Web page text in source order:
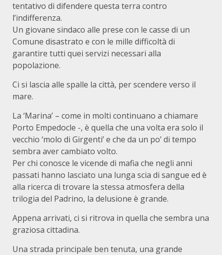
tentativo di difendere questa terra contro
l’indifferenza.
Un giovane sindaco alle prese con le casse di un
Comune disastrato e con le mille difficoltà di
garantire tutti quei servizi necessari alla
popolazione.
Ci si lascia alle spalle la città, per scendere verso il
mare.
La ‘Marina’ – come in molti continuano a chiamare
Porto Empedocle -, è quella che una volta era solo il
vecchio ‘molo di Girgenti’ e che da un po’ di tempo
sembra aver cambiato volto.
Per chi conosce le vicende di mafia che negli anni
passati hanno lasciato una lunga scia di sangue ed è
alla ricerca di trovare la stessa atmosfera della
trilogia del Padrino, la delusione è grande.
Appena arrivati, ci si ritrova in quella che sembra una
graziosa cittadina.
Una strada principale ben tenuta, una grande